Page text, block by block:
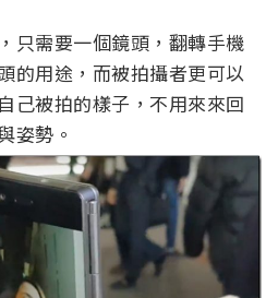
只需要一個鏡頭，翻轉手機
的用途，而被拍攝者更可以
己被拍的樣子，不用來來回
姿勢。